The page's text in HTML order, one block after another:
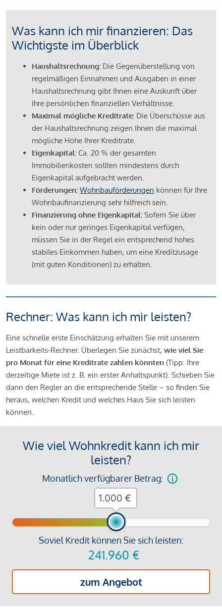
Was kann ich mir finanzieren: Das
Wichtigste im Überblick
Haushaltsrechnung: Die Gegenüberstellung von
regelmäßigen Einnahmen und Ausgaben in einer
Haushaltsrechnung gibt Ihnen eine Auskunft über
Ihre persönlichen finanziellen Verhältnisse.
Maximal mögliche Kreditrate: Die Überschüsse aus
der Haushaltsrechnung zeigen Ihnen die maximal
mögliche Höhe Ihrer Kreditrate.
Eigenkapital: Ca. 20 % der gesamten
Immobilienkosten sollten mindestens durch
Eigenkapital aufgebracht werden.
Förderungen: Wohnbauförderungen können für Ihre
Wohnbaufinanzierung sehr hilfreich sein.
Finanzierung ohne Eigenkapital: Sofern Sie über
kein oder nur geringes Eigenkapital verfügen,
müssen Sie in der Regel ein entsprechend hohes
stabiles Einkommen haben, um eine Kreditzusage
(mit guten Konditionen) zu erhalten.
Rechner: Was kann ich mir leisten?
Eine schnelle erste Einschätzung erhalten Sie mit unserem
Leistbarkeits-Rechner. Überlegen Sie zunächst, wie viel Sie
pro Monat für eine Kreditrate zahlen könnten (Tipp: Ihre
derzeitige Miete ist z. B. ein erster Anhaltspunkt). Schieben Sie
dann den Regler an die entsprechende Stelle – so finden Sie
heraus, welchen Kredit und welches Haus Sie sich leisten
können.
Wie viel Wohnkredit kann ich mir
leisten?
Monatlich verfügbarer Betrag:
Soviel Kredit können Sie sich leisten:
241.960 €
zum Angebot
€